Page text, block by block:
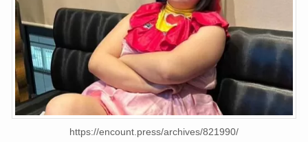
https://encount.press/archives/821990/